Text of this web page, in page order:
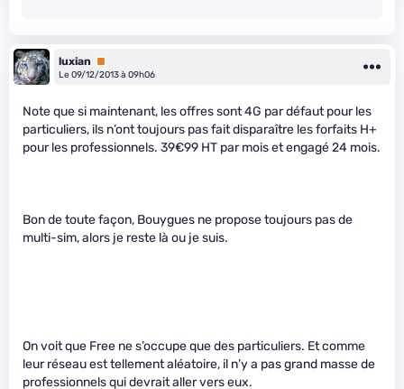
luxian
Premium
Le 09/12/2013 à 09h06
Note que si maintenant, les offres sont 4G par défaut pour les
particuliers, ils n’ont toujours pas fait disparaître les forfaits H+
pour les professionnels. 39€99 HT par mois et engagé 24 mois.
Bon de toute façon, Bouygues ne propose toujours pas de
multi-sim, alors je reste là ou je suis.
On voit que Free ne s’occupe que des particuliers. Et comme
leur réseau est tellement aléatoire, il n’y a pas grand masse de
professionnels qui devrait aller vers eux.